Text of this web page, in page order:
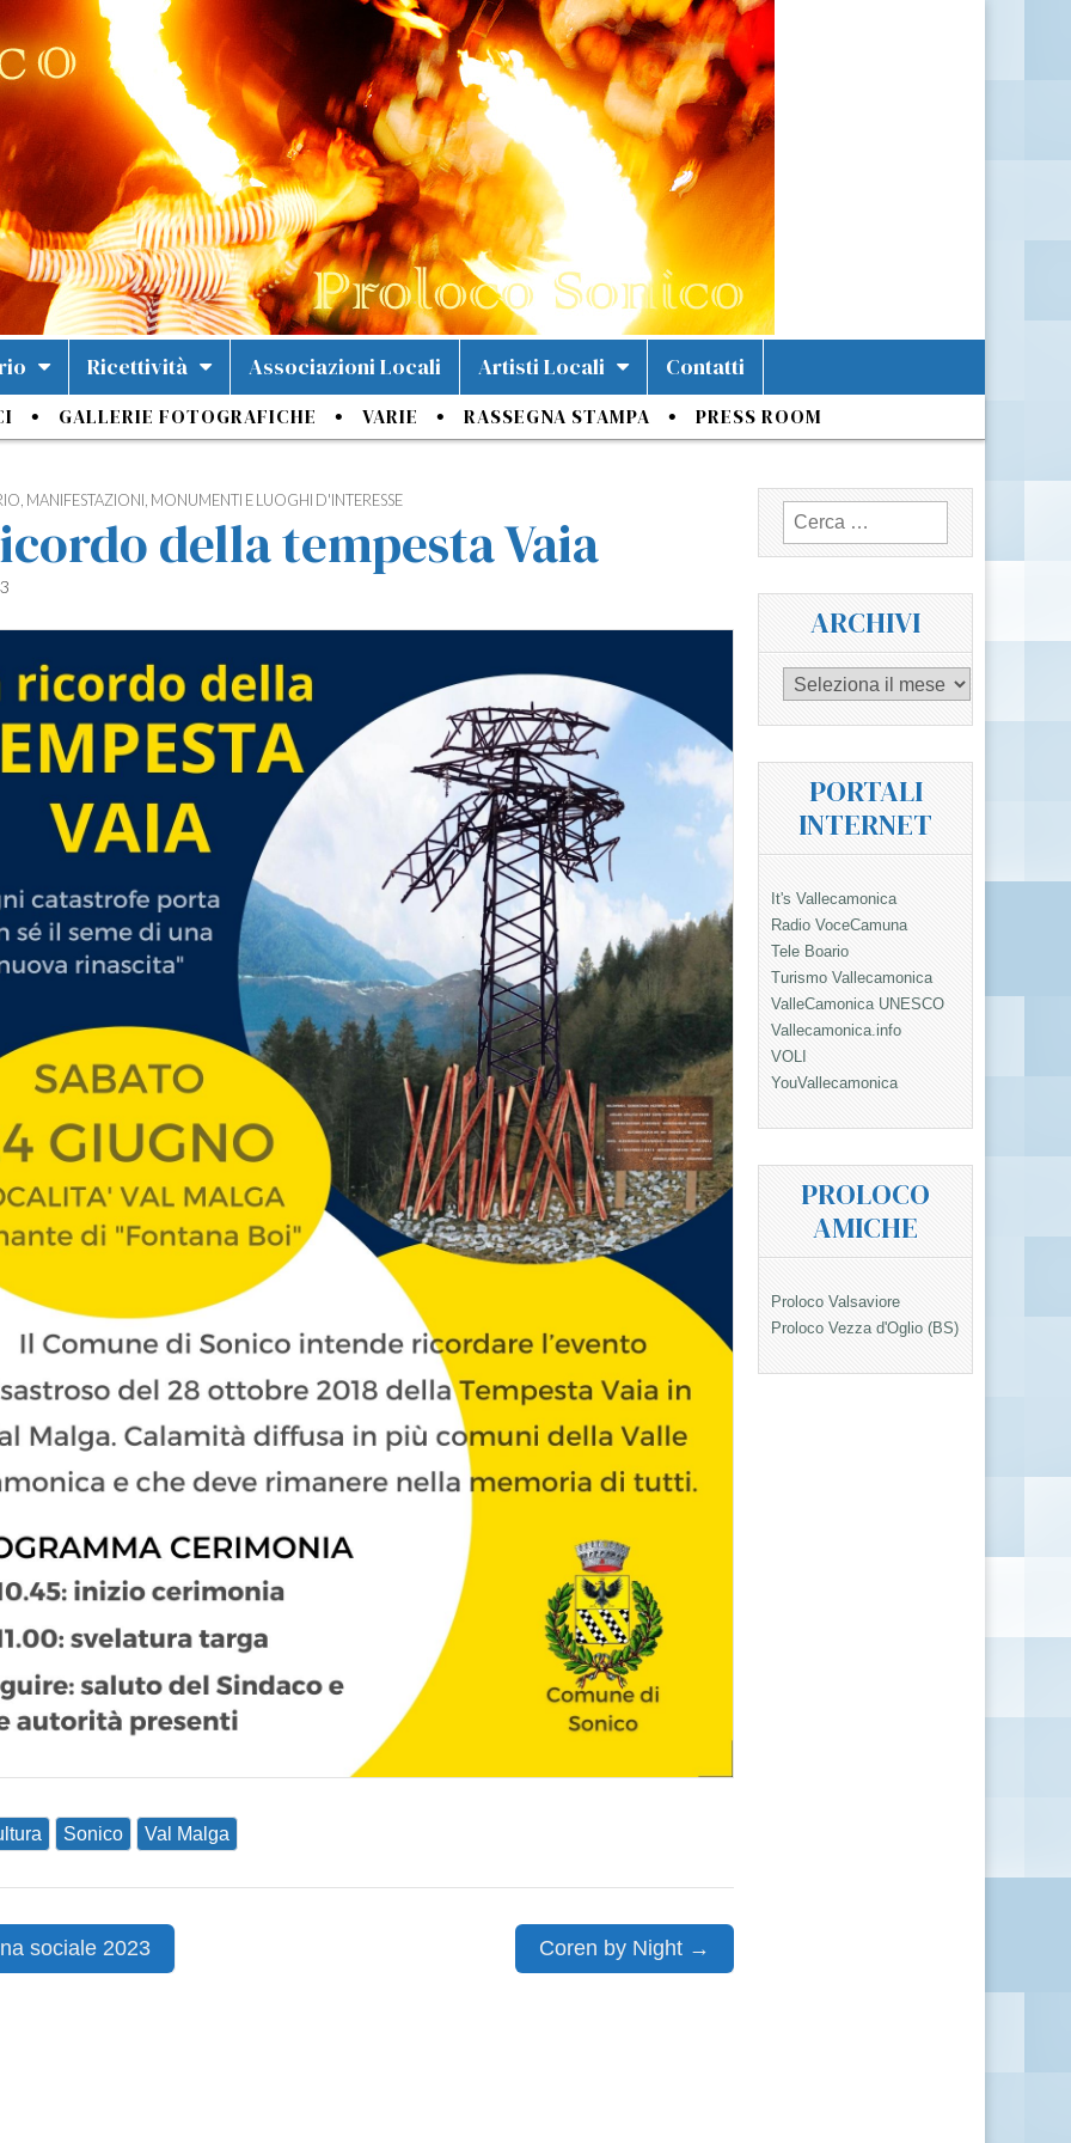
Ricettività Associazioni Locali Artisti Locali Contatti
GALLERIE FOTOGRAFICHE VARIE RASSEGNA STAMPA PRESS ROOM
MANIFESTAZIONI MONUMENTI E LUOGHI D'INTERESSE
della tempesta Vaia
Sonico Val Malga
sociale 2023 Coren by Night →
Ricerca
per:
ARCHIVI
Archivi
PORTALI
INTERNET
It's Vallecamonica
Radio VoceCamuna
Tele Boario
Turismo Vallecamonica
ValleCamonica UNESCO
Vallecamonica.info
VOLI
YouVallecamonica
PROLOCO
AMICHE
Proloco Valsaviore
Proloco Vezza d'Oglio (BS)